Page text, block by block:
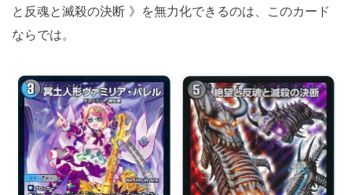
と反魂と滅殺の決断 》を無力化できるのは、このカード
ならでは。